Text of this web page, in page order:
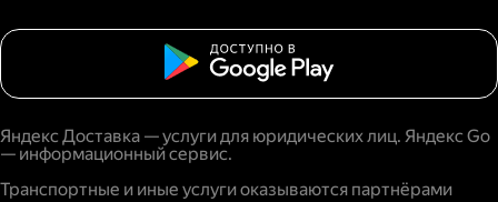
Яндекс Доставка — услуги для юридических лиц. Яндекс Go
— информационный сервис.
Транспортные и иные услуги оказываются партнёрами